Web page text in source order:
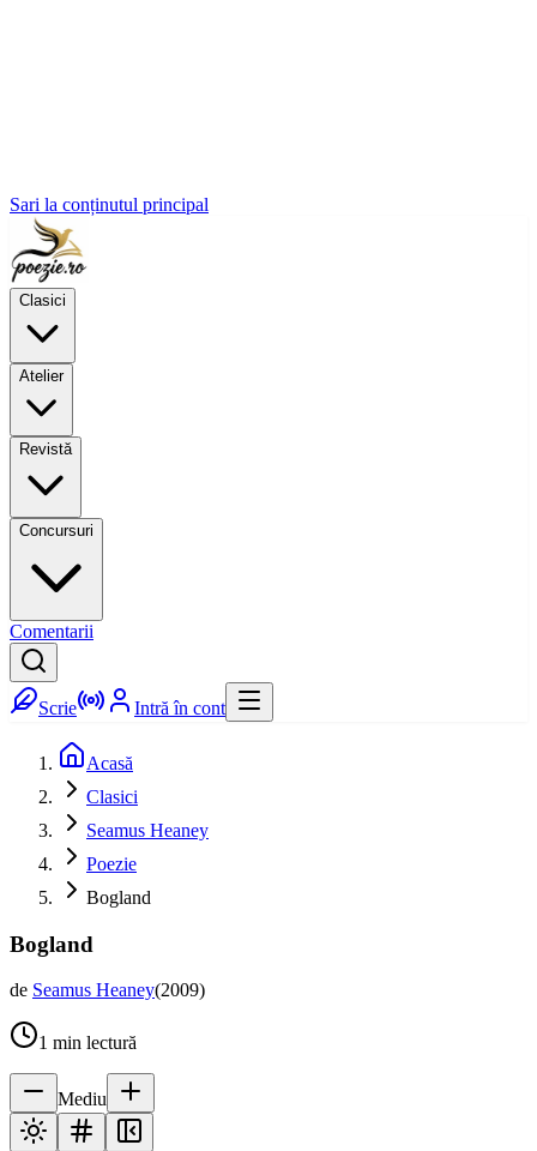
Sari la conținutul principal
Clasici
Atelier
Revistă
Concursuri
Comentarii
Scrie Intră în cont
Acasă
Clasici
Seamus Heaney
Poezie
Bogland
Bogland
de Seamus Heaney(2009)
1 min lectură
Mediu